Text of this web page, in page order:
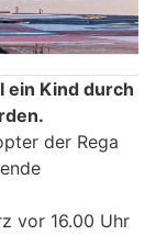
ein Kind durch
der Rega
vor 16.00 Uhr